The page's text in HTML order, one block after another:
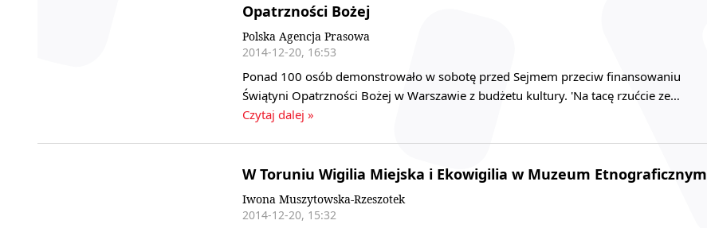
Opatrzności Bożej
Polska Agencja Prasowa
2014-12-20, 16:53
Ponad 100 osób demonstrowało w sobotę przed Sejmem przeciw finansowaniu
Świątyni Opatrzności Bożej w Warszawie z budżetu kultury. 'Na tacę rzućcie ze…
Czytaj dalej »
W Toruniu Wigilia Miejska i Ekowigilia w Muzeum Etnograficznym
Iwona Muszytowska-Rzeszotek
2014-12-20, 15:32